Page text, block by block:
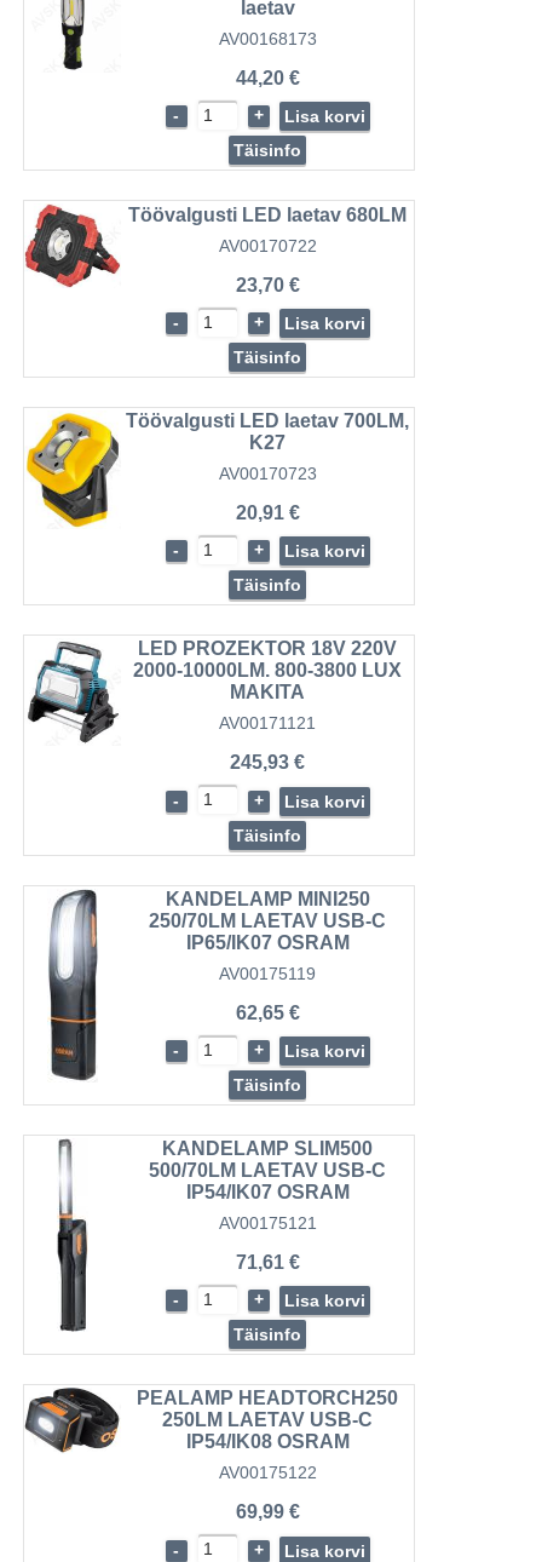
laetav
AV00168173
44,20 €
- +
Lisa korvi
Täisinfo
Töövalgusti LED laetav 680LM
AV00170722
23,70 €
- +
Lisa korvi
Täisinfo
Töövalgusti LED laetav 700LM,
K27
AV00170723
20,91 €
- +
Lisa korvi
Täisinfo
LED PROZEKTOR 18V 220V
2000-10000LM. 800-3800 LUX
MAKITA
AV00171121
245,93 €
- +
Lisa korvi
Täisinfo
KANDELAMP MINI250
250/70LM LAETAV USB-C
IP65/IK07 OSRAM
AV00175119
62,65 €
- +
Lisa korvi
Täisinfo
KANDELAMP SLIM500
500/70LM LAETAV USB-C
IP54/IK07 OSRAM
AV00175121
71,61 €
- +
Lisa korvi
Täisinfo
PEALAMP HEADTORCH250
250LM LAETAV USB-C
IP54/IK08 OSRAM
AV00175122
69,99 €
- +
Lisa korvi